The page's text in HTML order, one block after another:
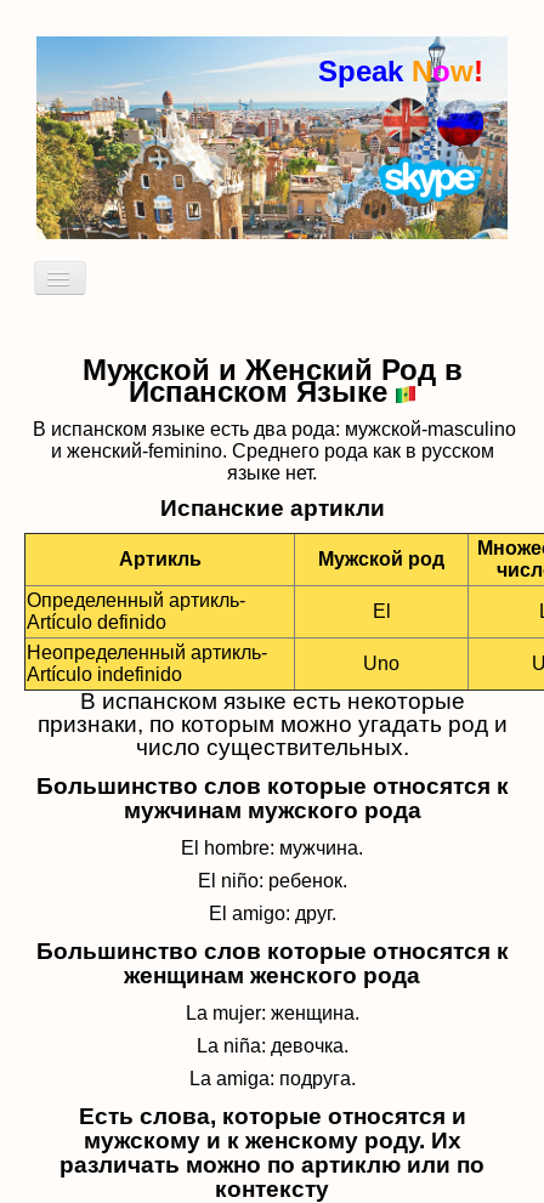
Speak Now!
Включить/
Пробный урок
идиомы
Мужской и Женский Род в
Испанском Языке
В испанском языке есть два рода: мужской-masculino
и женский-feminino. Среднего рода как в русском
языке нет.
Испанские артикли
Артикль Мужской род
Определенный артикль-
Artículo definido
El
Неопределенный артикль-
Artículo indefinido
Uno
В испанском языке есть некоторые
признаки, по которым можно угадать род и
число существительных.
Большинство слов которые относятся к
мужчинам мужского рода
El hombre: мужчина.
El niño: ребенок.
El amigo: друг.
Большинство слов которые относятся к
женщинам женского рода
La mujer: женщина.
La niña: девочка.
La amiga: подруга.
Есть слова, которые относятся и
мужскому и к женскому роду. Их
различать можно по артиклю или по
контексту